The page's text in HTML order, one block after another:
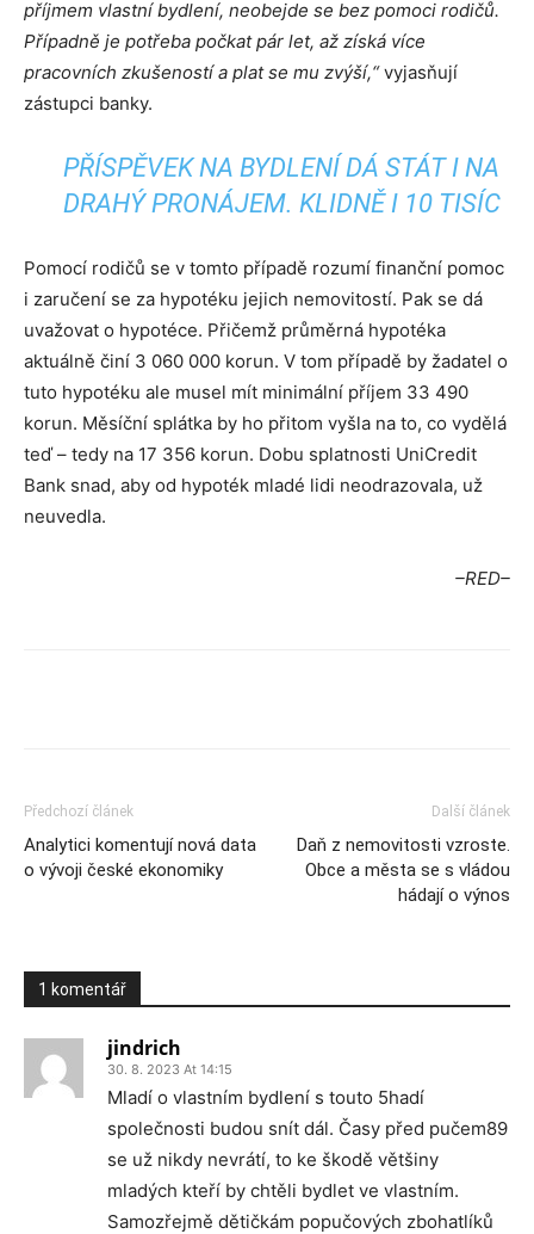
příjmem vlastní bydlení, neobejde se bez pomoci rodičů.
Případně je potřeba počkat pár let, až získá více
pracovních zkušeností a plat se mu zvýší,“vyjasňují
zástupci banky.
PŘÍSPĚVEK NA BYDLENÍ DÁ STÁT I NA
DRAHÝ PRONÁJEM. KLIDNĚ I 10 TISÍC
Pomocí rodičů se v tomto případě rozumí finanční pomoc
i zaručení se za hypotéku jejich nemovitostí. Pak se dá
uvažovat o hypotéce. Přičemž průměrná hypotéka
aktuálně činí 3 060 000 korun. V tom případě by žadatel o
tuto hypotéku ale musel mít minimální příjem 33 490
korun. Měsíční splátka by ho přitom vyšla na to, co vydělá
teď – tedy na 17 356 korun. Dobu splatnosti UniCredit
Bank snad, aby od hypoték mladé lidi neodrazovala, už
neuvedla.
–RED–
Předchozí článek
Analytici komentují nová data
o vývoji české ekonomiky
Další článek
Daň z nemovitosti vzroste.
Obce a města se s vládou
hádají o výnos
1 komentář
jindrich
30. 8. 2023 At 14:15
Mladí o vlastním bydlení s touto 5hadí
společnosti budou snít dál. Časy před pučem89
se už nikdy nevrátí, to ke škodě většiny
mladých kteří by chtěli bydlet ve vlastním.
Samozřejmě dětičkám popučových zbohatlíků